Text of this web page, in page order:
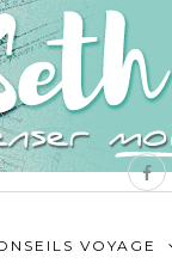
VOYAGE